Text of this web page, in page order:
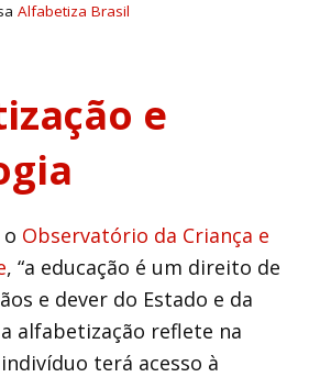
Alfabetiza Brasil
e
Observatório da Criança e
, “a educação é um direito de
e dever do Estado e da
alfabetização reflete na
terá acesso à